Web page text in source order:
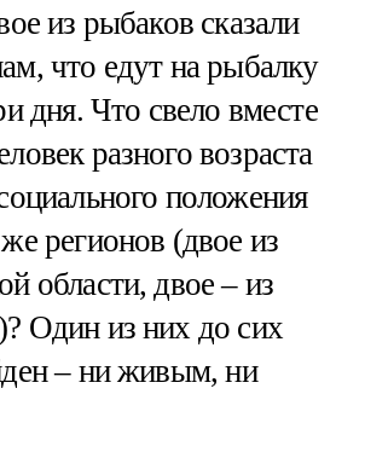
из рыбаков сказали
что едут на рыбалку
дня. Что свело вместе
разного возраста
положения
регионов (двое из
области, двое – из
Один из них до сих
– ни живым, ни